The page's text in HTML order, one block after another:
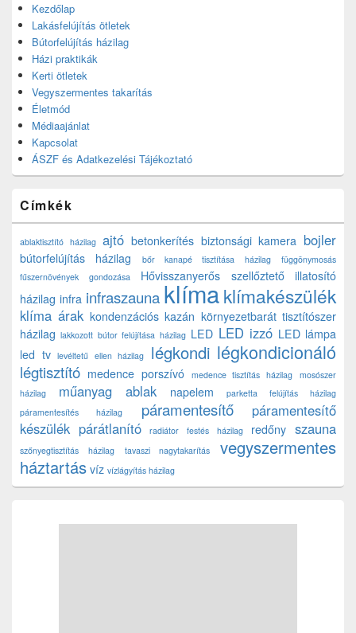
Kezdőlap
Lakásfelújítás ötletek
Bútorfelújítás házilag
Házi praktikák
Kerti ötletek
Vegyszermentes takarítás
Életmód
Médiaajánlat
Kapcsolat
ÁSZF és Adatkezelési Tájékoztató
Címkék
ablaktisztító házilag ajtó betonkerítés biztonsági kamera bojler
bútorfelújítás házilag bőr kanapé tisztítása házilag
függönymosás
fűszernövények gondozása
Hővisszanyerős szellőztető
illatosító
házilag infra infraszauna klímaklímakészülék
klíma árak kondenzációs kazán környezetbarát tisztítószer
házilag lakkozott bútor felújítása házilag LED LED izzó LED lámpa
led tv levéltetű ellen házilag légkondi légkondicionáló
légtisztító medence porszívó medence tisztítás házilag
mosószer
házilag
műanyag ablak napelem
parketta felújítás házilag
páramentesítés házilag
páramentesítő
páramentesítő
készülék párátlanító radiátor festés házilag redőny szauna
szőnyegtisztítás házilag tavaszi nagytakarítás
vegyszermentes
háztartás víz vízlágyítás házilag